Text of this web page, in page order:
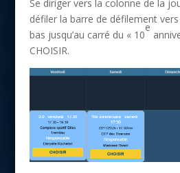
Se diriger vers la colonne de la
défiler la barre de défilement
bas jusqu’au carré du « 10
e
CHOISIR.